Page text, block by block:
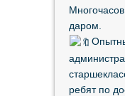
даром.
ребят по